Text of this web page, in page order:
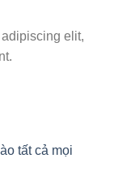
elit,
tất cả mọi